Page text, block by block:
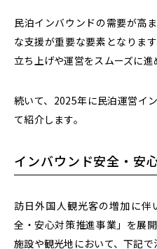
民泊インバウンドの需要が高
な支援が重要な要素となりま
立ち上げや運営をスムーズに進
続いて、2025年に民泊運営イ
て紹介します。
インバウンド安全・安
訪日外国人観光客の増加に
全・安心対策推進事業」を展
施設や観光地において、下記で